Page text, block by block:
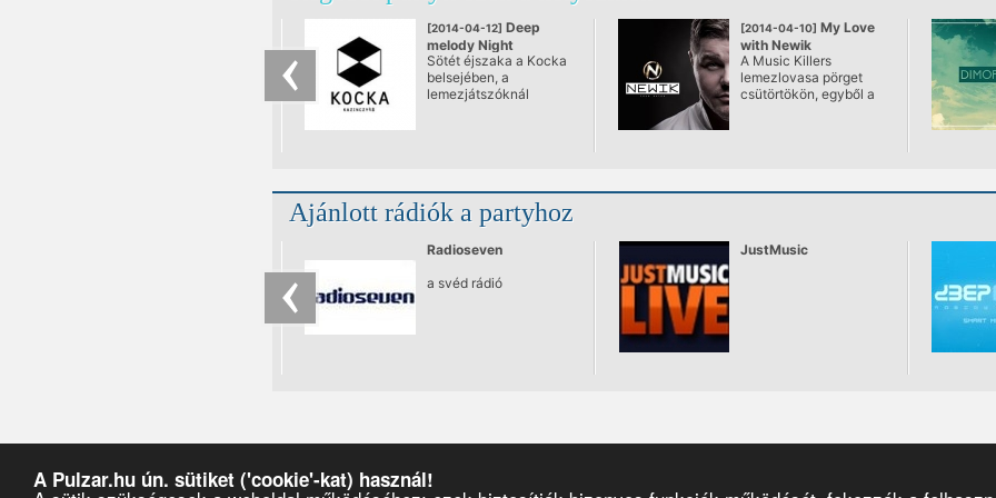
A Pulzar.hu ún. sütiket ('cookie'-kat) használ!
[2014-04-12] Deep
melody Night
@ Kocka
Sötét éjszaka a Kocka
belsejében, a
lemezjátszóknál
[2014-04-10] My Love
with Newik
A Music Killers
lemezlovasa pörget
csütörtökön, egyből a
Ajánlott rádiók a partyhoz
Radioseven
a svéd rádió
JustMusic